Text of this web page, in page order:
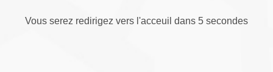
Vous serez redirigez vers l'acceuil dans 5 secondes